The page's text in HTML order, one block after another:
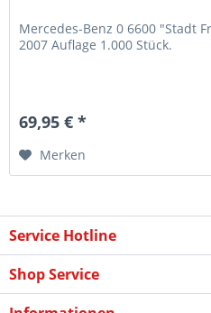
Mercedes-Benz 0 6600 "Stadt
2007 Auflage 1.000 Stück.
69,95 € *
Merken
Service Hotline
Shop Service